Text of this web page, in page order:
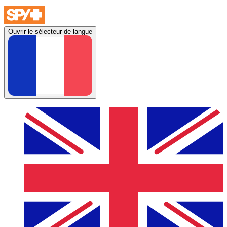
Ouvrir le sélecteur de langue